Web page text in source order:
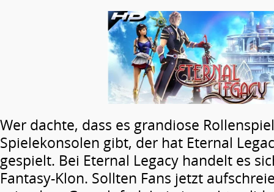
Wer dachte, dass es grandiose
Spielekonsolen gibt, der hat Eternal
gespielt. Bei Eternal Legacy handelt es
Fantasy-Klon. Sollten Fans jetzt